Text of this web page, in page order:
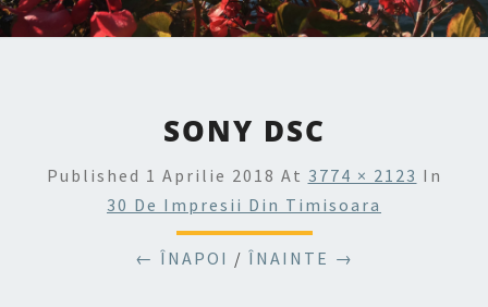
SONY DSC
Published 1 Aprilie 2018 At 3774 × 2123 In
30 De Impresii Din Timisoara
← ÎNAPOI / ÎNAINTE →